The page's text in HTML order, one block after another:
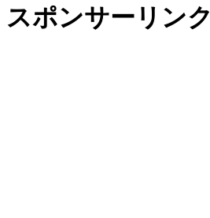
スポンサーリンク